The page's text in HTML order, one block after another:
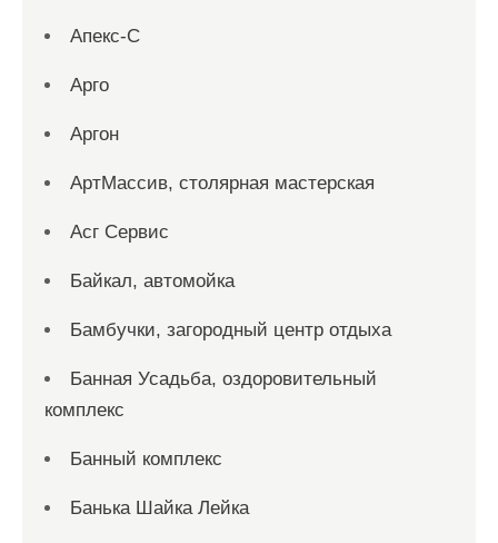
Апекс-С
Арго
Аргон
АртМассив, столярная мастерская
Асг Сервис
Байкал, автомойка
Бамбучки, загородный центр отдыха
Банная Усадьба, оздоровительный
комплекс
Банный комплекс
Банька Шайка Лейка